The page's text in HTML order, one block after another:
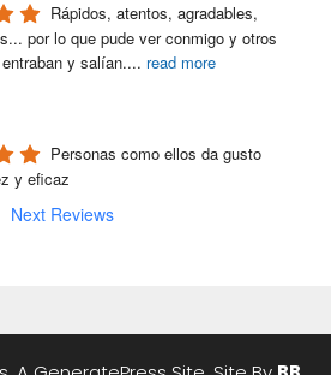
Rápidos, atentos, agradables,
por lo que pude ver conmigo y otros
y salían.... read more
Personas como ellos da gusto
y eficaz
Next Reviews